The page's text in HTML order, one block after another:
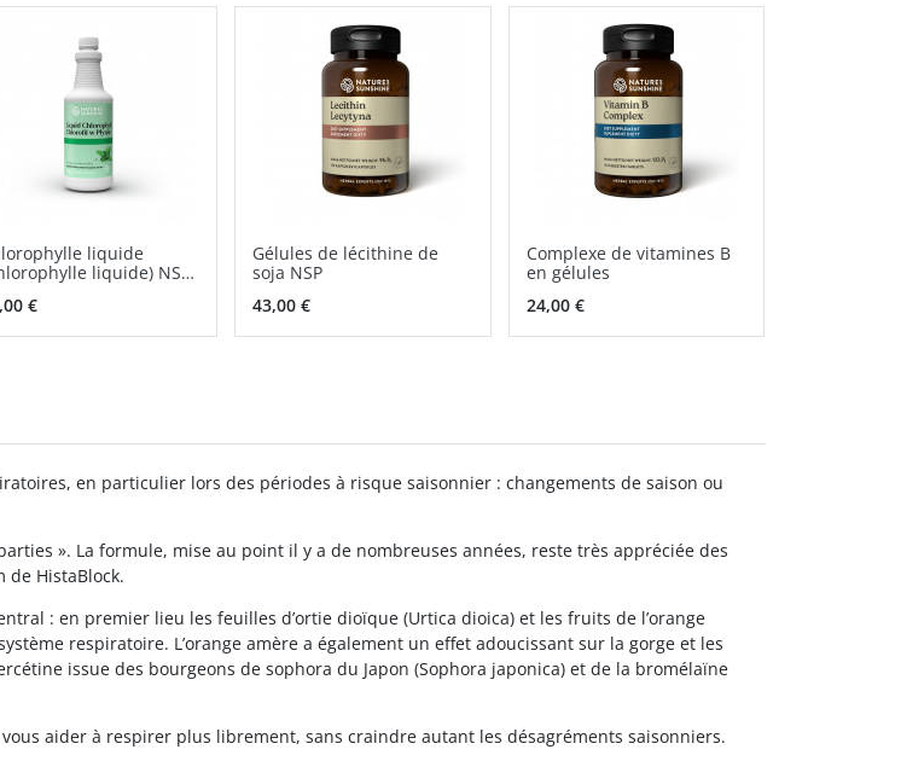
liquide
liquide) NSP
€
Gélules de lécithine de
soja NSP
43,00 €
Complexe de vitamines B
en gélules
24,00 €
en particulier lors des périodes à risque saisonnier : changements de saison ou
». La formule, mise au point il y a de nombreuses années, reste très appréciée des
de HistaBlock.
: en premier lieu les feuilles d’ortie dioïque (Urtica dioica) et les fruits de l’orange
respiratoire. L’orange amère a également un effet adoucissant sur la gorge et les
issue des bourgeons de sophora du Japon (Sophora japonica) et de la bromélaïne
aider à respirer plus librement, sans craindre autant les désagréments saisonniers.